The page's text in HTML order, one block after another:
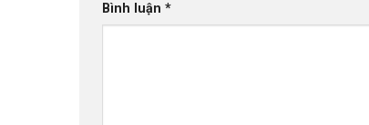
Bình luận *